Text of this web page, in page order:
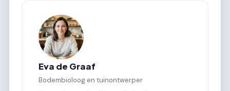
Eva de Graaf
Bodembioloog en tuinontwerper